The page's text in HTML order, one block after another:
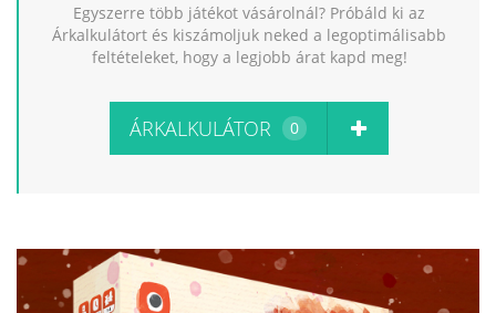
Egyszerre több játékot vásárolnál? Próbáld ki az
Árkalkulátort és kiszámoljuk neked a legoptimálisabb
feltételeket, hogy a legjobb árat kapd meg!
ÁRKALKULÁTOR 0